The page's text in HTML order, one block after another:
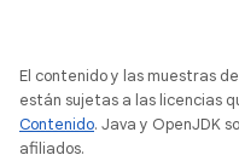
El contenido y las muestras
están sujetas a las licencias
Contenido. Java y OpenJDK
afiliados.